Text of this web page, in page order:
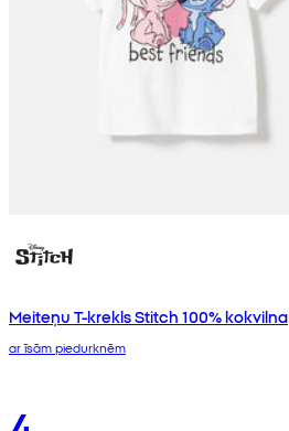
Meiteņu T-krekls Stitch 100% kokvilna
ar īsām piedurknēm